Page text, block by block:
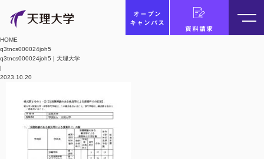
オープン
キャンパス
資料請求
HOME
q3tncs000024joh5
q3tncs000024joh5 | 天理大学
|
2023.10.20